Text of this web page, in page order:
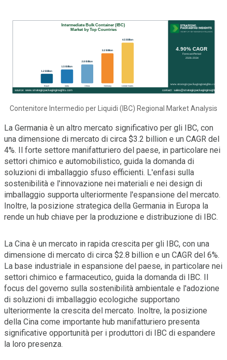
Contenitore Intermedio per Liquidi (IBC) Regional Market Analysis
La Germania è un altro mercato significativo per gli IBC, con
una dimensione di mercato di circa $3.2 billion e un CAGR del
4%. Il forte settore manifatturiero del paese, in particolare nei
settori chimico e automobilistico, guida la domanda di
soluzioni di imballaggio sfuso efficienti. L'enfasi sulla
sostenibilità e l'innovazione nei materiali e nei design di
imballaggio supporta ulteriormente l'espansione del mercato.
Inoltre, la posizione strategica della Germania in Europa la
rende un hub chiave per la produzione e distribuzione di IBC.
La Cina è un mercato in rapida crescita per gli IBC, con una
dimensione di mercato di circa $2.8 billion e un CAGR del 6%.
La base industriale in espansione del paese, in particolare nei
settori chimico e farmaceutico, guida la domanda di IBC. Il
focus del governo sulla sostenibilità ambientale e l'adozione
di soluzioni di imballaggio ecologiche supportano
ulteriormente la crescita del mercato. Inoltre, la posizione
della Cina come importante hub manifatturiero presenta
significative opportunità per i produttori di IBC di espandere
la loro presenza.